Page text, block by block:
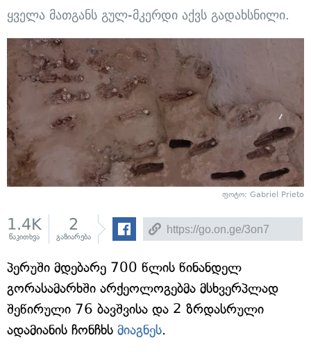
ყველა მათგანს გულ-მკერდი აქვს გადახსნილი.
ფოტო: Gabriel Prieto
1.4K
წაკითხვა
2
გაზიარება
პერუში მდებარე 700 წლის წინანდელ
გორასამარხში არქეოლოგებმა მსხვერპლად
შეწირული 76 ბავშვისა და 2 ზრდასრული
ადამიანის ჩონჩხს მიაგნეს.